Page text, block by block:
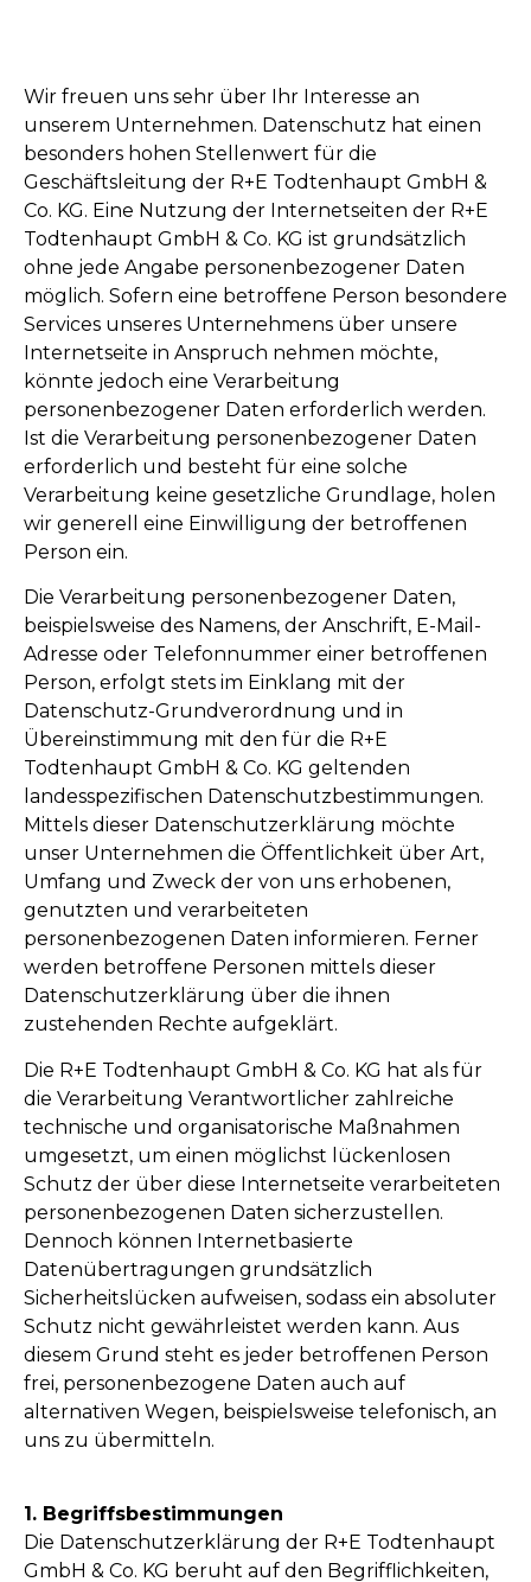
Wir freuen uns sehr über Ihr Interesse an
unserem Unternehmen. Datenschutz hat einen
besonders hohen Stellenwert für die
Geschäftsleitung der R+E Todtenhaupt GmbH &
Co. KG. Eine Nutzung der Internetseiten der R+E
Todtenhaupt GmbH & Co. KG ist grundsätzlich
ohne jede Angabe personenbezogener Daten
möglich. Sofern eine betroffene Person besondere
Services unseres Unternehmens über unsere
Internetseite in Anspruch nehmen möchte,
könnte jedoch eine Verarbeitung
personenbezogener Daten erforderlich werden.
Ist die Verarbeitung personenbezogener Daten
erforderlich und besteht für eine solche
Verarbeitung keine gesetzliche Grundlage, holen
wir generell eine Einwilligung der betroffenen
Person ein.
Die Verarbeitung personenbezogener Daten,
beispielsweise des Namens, der Anschrift, E-Mail-
Adresse oder Telefonnummer einer betroffenen
Person, erfolgt stets im Einklang mit der
Datenschutz-Grundverordnung und in
Übereinstimmung mit den für die R+E
Todtenhaupt GmbH & Co. KG geltenden
landesspezifischen Datenschutzbestimmungen.
Mittels dieser Datenschutzerklärung möchte
unser Unternehmen die Öffentlichkeit über Art,
Umfang und Zweck der von uns erhobenen,
genutzten und verarbeiteten
personenbezogenen Daten informieren. Ferner
werden betroffene Personen mittels dieser
Datenschutzerklärung über die ihnen
zustehenden Rechte aufgeklärt.
Die R+E Todtenhaupt GmbH & Co. KG hat als für
die Verarbeitung Verantwortlicher zahlreiche
technische und organisatorische Maßnahmen
umgesetzt, um einen möglichst lückenlosen
Schutz der über diese Internetseite verarbeiteten
personenbezogenen Daten sicherzustellen.
Dennoch können Internetbasierte
Datenübertragungen grundsätzlich
Sicherheitslücken aufweisen, sodass ein absoluter
Schutz nicht gewährleistet werden kann. Aus
diesem Grund steht es jeder betroffenen Person
frei, personenbezogene Daten auch auf
alternativen Wegen, beispielsweise telefonisch, an
uns zu übermitteln.
1. Begriffsbestimmungen
Die Datenschutzerklärung der R+E Todtenhaupt
GmbH & Co. KG beruht auf den Begrifflichkeiten,